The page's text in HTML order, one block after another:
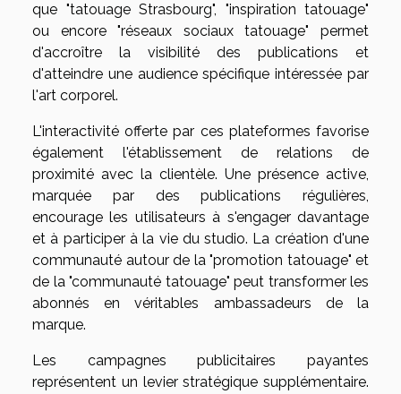
que "tatouage Strasbourg", "inspiration tatouage"
ou encore "réseaux sociaux tatouage" permet
d'accroître la visibilité des publications et
d'atteindre une audience spécifique intéressée par
l'art corporel.
L'interactivité offerte par ces plateformes favorise
également l'établissement de relations de
proximité avec la clientèle. Une présence active,
marquée par des publications régulières,
encourage les utilisateurs à s'engager davantage
et à participer à la vie du studio. La création d'une
communauté autour de la "promotion tatouage" et
de la "communauté tatouage" peut transformer les
abonnés en véritables ambassadeurs de la
marque.
Les campagnes publicitaires payantes
représentent un levier stratégique supplémentaire.